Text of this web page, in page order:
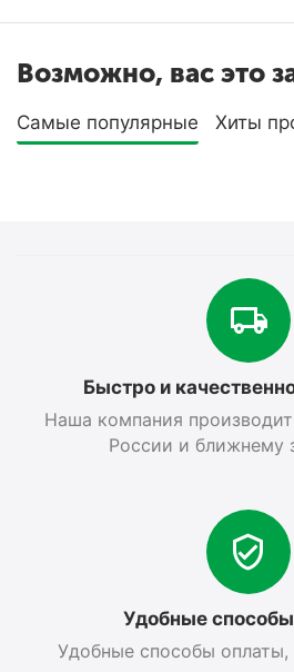
Возможно, вас это
Самые популярные Хиты
Быстро и
Наша компания
России и ближнему
Удобные
Удобные способы оплаты,